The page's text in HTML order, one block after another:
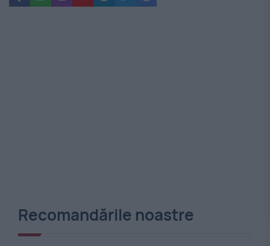
Recomandările noastre